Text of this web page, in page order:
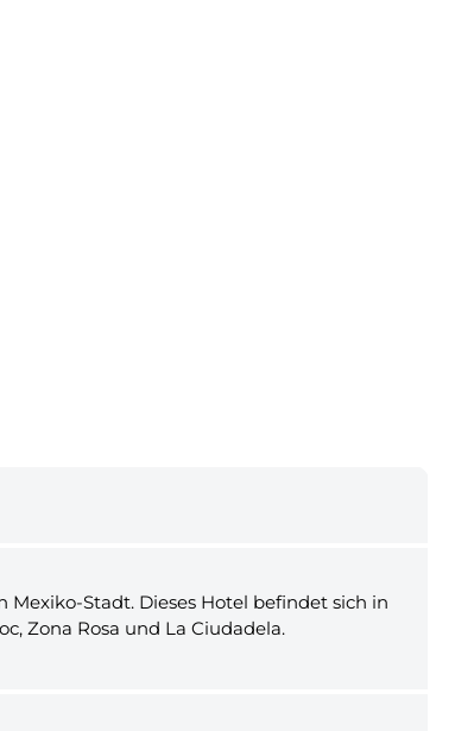
Stadt. Dieses Hotel befindet sich in
Zona Rosa und La Ciudadela.